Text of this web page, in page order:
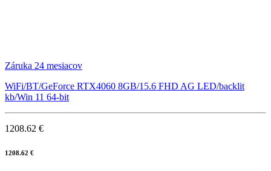
Záruka 24 mesiacov
WiFi/BT/GeForce RTX4060 8GB/15.6 FHD AG LED/backlit
kb/Win 11 64-bit
1208.62 €
1208.62 €